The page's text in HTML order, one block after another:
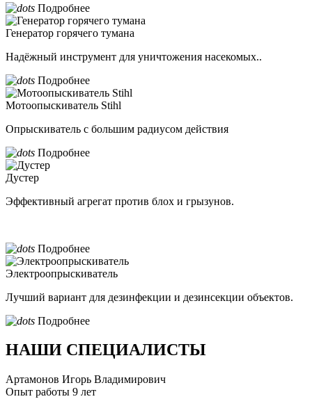
Подробнее
Генератор горячего тумана
Надёжный инструмент для уничтожения насекомых..
Подробнее
Мотоопыскиватель Stihl
Опрыскиватель с большим радиусом действия
Подробнее
Дустер
Эффективный агрегат против блох и грызунов.
Подробнее
Электроопрыскиватель
Лучший вариант для дезинфекции и дезинсекции объектов.
Подробнее
НАШИ СПЕЦИАЛИСТЫ
Артамонов Игорь Владимирович
Опыт работы 9 лет